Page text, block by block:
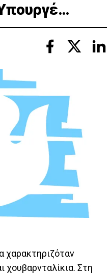
χαρακτηριζόταν
χουβαρνταλίκια. Στη